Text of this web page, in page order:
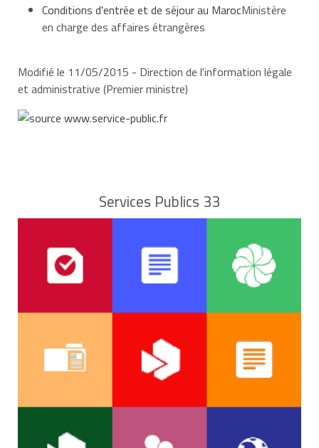
si vous êtes est veuve, les autorités exigent un
défaut, une autorisation du juge des mineurs,
être muni de votre autorisation de voyager revêtue
de votresignature légalisée.
Conditions d'entrée et de séjour au MarocMinistère
en charge des affaires étrangères
Modifié le 11/05/2015 - Direction de l'information légale
et administrative (Premier ministre)
Services Publics 33